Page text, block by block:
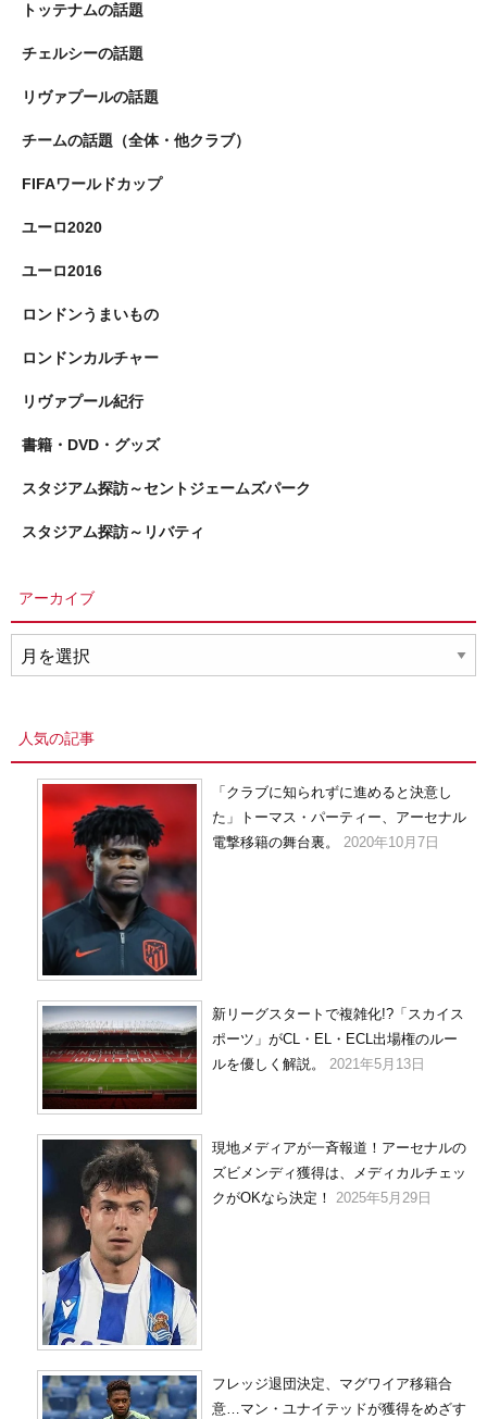
トッテナムの話題
チェルシーの話題
リヴァプールの話題
チームの話題（全体・他クラブ）
FIFAワールドカップ
ユーロ2020
ユーロ2016
ロンドンうまいもの
ロンドンカルチャー
リヴァプール紀行
書籍・DVD・グッズ
スタジアム探訪～セントジェームズパーク
スタジアム探訪～リバティ
アーカイブ
ー
人気の記事
「クラブに知られずに進めると決意し
た」トーマス・パーティー、アーセナル
電撃移籍の舞台裏。
2020年10月7日
新リーグスタートで複雑化!?「スカイス
ポーツ」がCL・EL・ECL出場権のルー
ルを優しく解説。
2021年5月13日
現地メディアが一斉報道！アーセナルの
ズビメンディ獲得は、メディカルチェッ
クがOKなら決定！
2025年5月29日
フレッジ退団決定、マグワイア移籍合
意…マン・ユナイテッドが獲得をめざす